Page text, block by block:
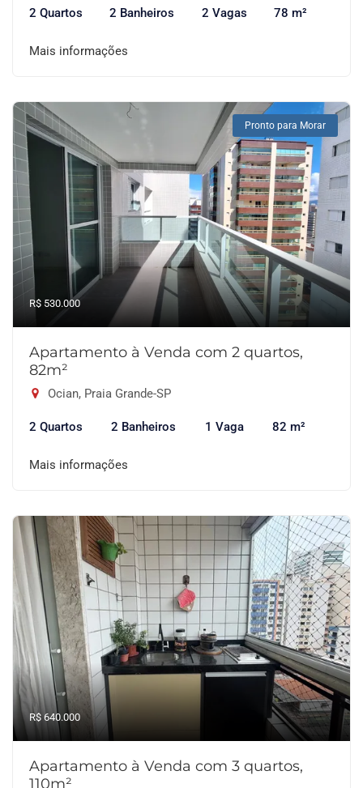
2 Quartos 2 Banheiros 2 Vagas 78 m²
Mais informações
Pronto para Morar
R$ 530.000
Apartamento à Venda com 2 quartos,
82m²
Ocian, Praia Grande-SP
2 Quartos 2 Banheiros 1 Vaga 82 m²
Mais informações
R$ 640.000
Apartamento à Venda com 3 quartos,
110m²